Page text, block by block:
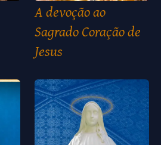
A devoção ao
Sagrado Coração de
Jesus